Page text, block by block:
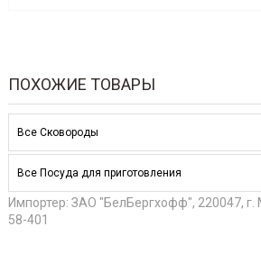
ПОХОЖИЕ ТОВАРЫ
Все Сковороды
Все Посуда для приготовления
Импортер: ЗАО "БелБергхофф", 220047, г.
58-401